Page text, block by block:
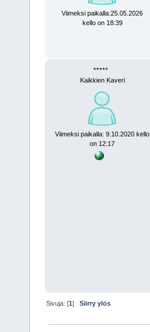
Viimeksi paikalla:25.05.2026
kello on 18:39
*****
Kaikkien Kaveri
Viimeksi paikalla: 9.10.2020 kello
on 12:17
Sivuja: [1]Siirry ylös